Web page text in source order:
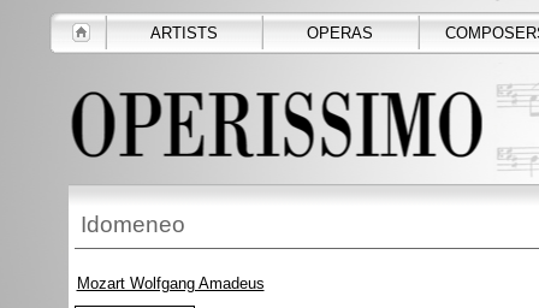
ARTISTS OPERAS
Idomeneo
Mozart Wolfgang Amadeus